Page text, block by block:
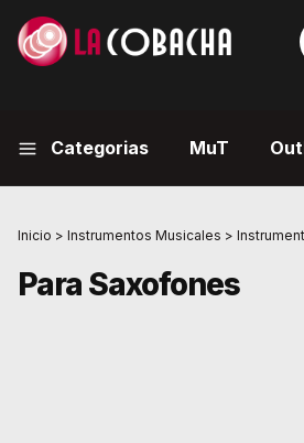
Categorias MuT
Inicio > Instrumentos Musicales >
Para Saxofones